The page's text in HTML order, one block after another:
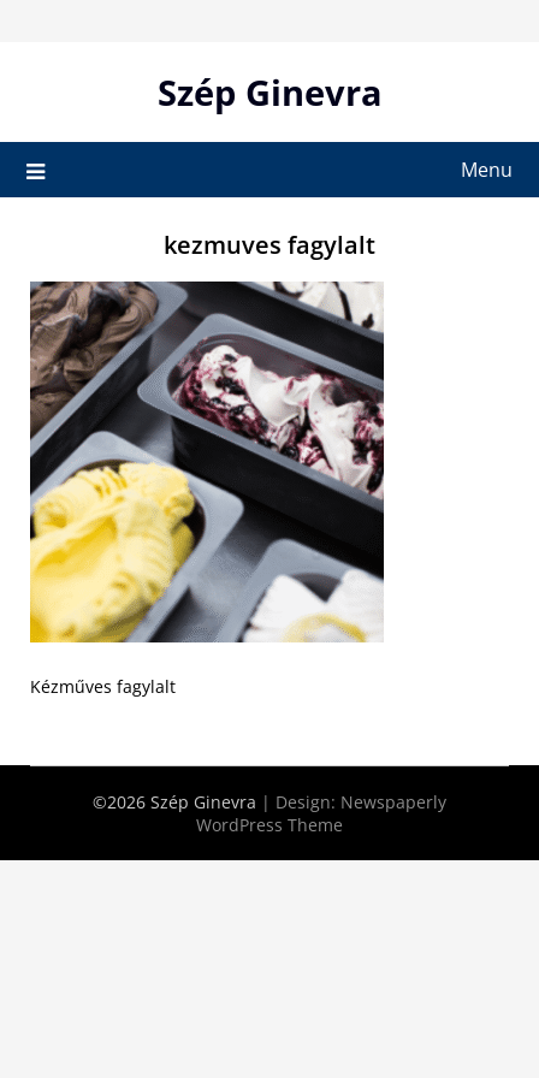
Szép Ginevra
Menu
kezmuves fagylalt
Kézműves fagylalt
©2026 Szép Ginevra | Design: Newspaperly
WordPress Theme